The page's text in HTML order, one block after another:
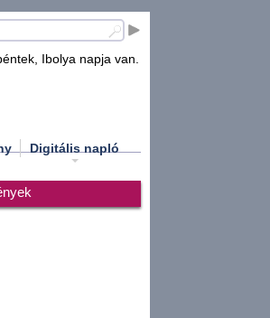
Ibolya napja van.
Digitális napló